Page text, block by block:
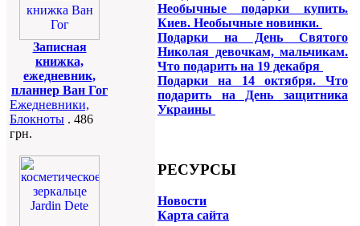
Записная
книжка,
ежедневник,
планнер Ван Гог
Ежедневники,
Блокноты . 486
грн.
Необычные подарки купить.
Киев. Необычные новинки.
Подарки на День Святого
Николая девочкам, мальчикам.
Что подарить на 19 декабря
Подарки на 14 октября. Что
подарить на День защитника
Украины
РЕСУРСЫ
Новости
Карта сайта